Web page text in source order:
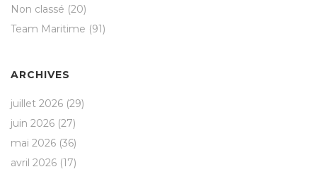
Non classé (20)
Team Maritime (91)
ARCHIVES
juillet 2026 (29)
juin 2026 (27)
mai 2026 (36)
avril 2026 (17)